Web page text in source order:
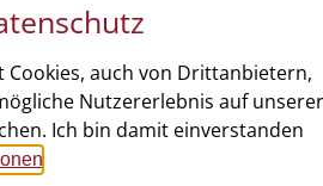
Cookies, auch von Drittanbietern,
Nutzererlebnis auf unserer
Ich bin damit einverstanden